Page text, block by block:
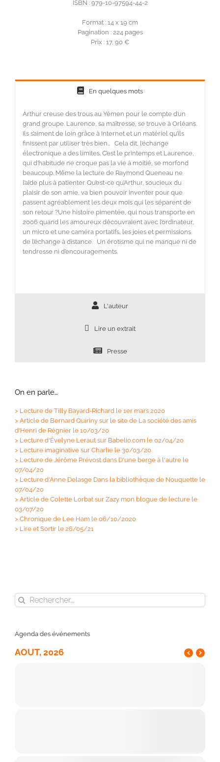
ISBN : 979-10-97594-44-2
Format : 14 x 19 cm
Pagination : 224 pages
Prix : 17, 90 €
En quelques mots
Arthur creuse des trous au Yémen pour le compte d’un
grand groupe. Laurence, sa maîtresse, se trouve à Orléans.
Ils s’aiment de loin grâce à Internet et un matériel qu’ils
finissent par utiliser très bien… Cela dit, l’échange
électronique a des limites. C’est le printemps et Laurence,
qui d’habitude ne croque pas la vie à moitié, se morfond
beaucoup. Même la lecture de Raymond Queneau ne
l’aide plus à patienter. Qu’est-ce qu’Arthur, soucieux du
plaisir de son amie, va bien pouvoir inventer pour que
passent agréablement les deux mois qui les séparent de
son retour ?Une histoire pimentée, qui nous transporte en
2006 quand les amoureux découvraient avec l’ordinateur,
un micro et une caméra portatifs, les joies et permissions
de l’échange à distance. Un érotisme qui ne manque ni de
tendresse ni d’encouragements.
L'auteur
Lire un extrait
Presse
On en parle…
> Lecture de Tilly Bayard-Richard le 1er mars 2020
> Article de Bernard Quiriny sur le site de La société des amis
d'Henri de Régnier le 10/03/20
> Lecture d'Évelyne Leraut sur Babelio.com le 02/04/20
> Lecture imaginative sur Charlie le 30/03/20
> Lecture de Jérôme Prévost dans D'une berge à l'autre le
07/04/20
> Lecture d'Anne Delasge Dans la bibliothèque de Nouquette le
07/04/20
> Article de Colette Lorbat sur Zazy mon blogue de lecture le
03/07/20
> Chronique de Lee Ham le 06/10/2020
> Lire et Sortir le 26/05/21
Rechercher:
Agenda des événements
AOUT, 2026